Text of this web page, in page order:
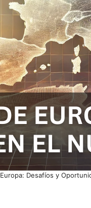
Desafíos y